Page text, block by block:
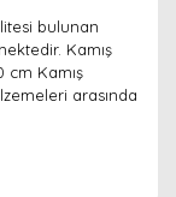
bulunan
Kamış
cm Kamış
arasında